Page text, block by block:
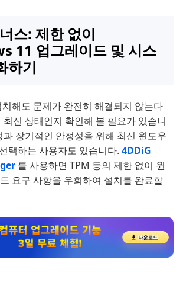
스: 제한 없이
11 업그레이드 및 시스
하기
해도 문제가 완전히 해결되지 않는다
최신 상태인지 확인해 볼 필요가 있습니
과 장기적인 안정성을 위해 최신 윈도우
택하는 사용자도 있습니다. 4DDiG
를 사용하면 TPM 등의 제한 없이 윈
요구 사항을 우회하여 설치를 완료할